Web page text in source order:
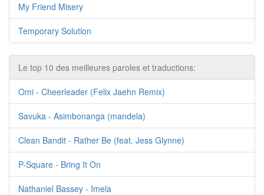
My Friend Misery
Temporary Solution
Le top 10 des meilleures paroles et traductions:
Omi - Cheerleader (Felix Jaehn Remix)
Savuka - Asimbonanga (mandela)
Clean Bandit - Rather Be (feat. Jess Glynne)
P-Square - Bring It On
Nathaniel Bassey - Imela